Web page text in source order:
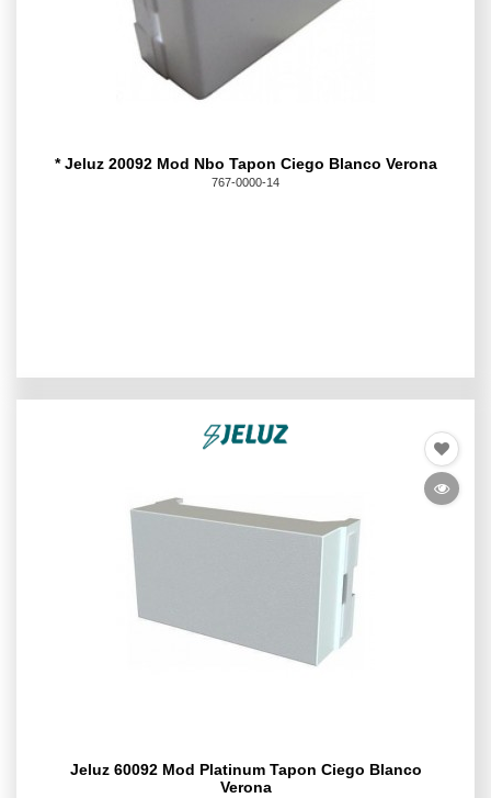
* Jeluz 20092 Mod Nbo Tapon Ciego Blanco Verona
767-0000-14
Jeluz 60092 Mod Platinum Tapon Ciego Blanco
Verona